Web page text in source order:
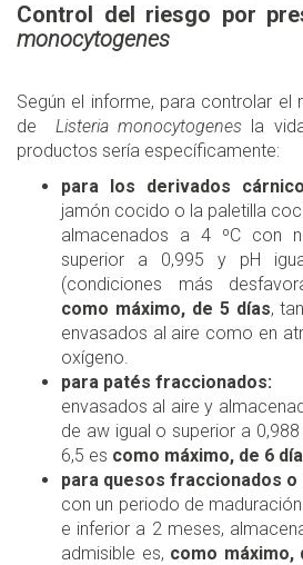
Control del riesgo por
monocytogenes
Según el informe, para controlar el
de Listeria monocytogenes la
productos sería específicamente:
para los derivados
jamón cocido o la paletilla
almacenados a 4 ºC con
superior a 0,995 y pH
(condiciones más
como máximo, de 5 días,
envasados al aire como en
oxígeno.
para patés fraccionados:
envasados al aire y
de aw igual o superior a
6,5 es como máximo, de 6
para quesos fraccionados o
​con un periodo de
e inferior a 2 meses,
admisible es, como máximo,